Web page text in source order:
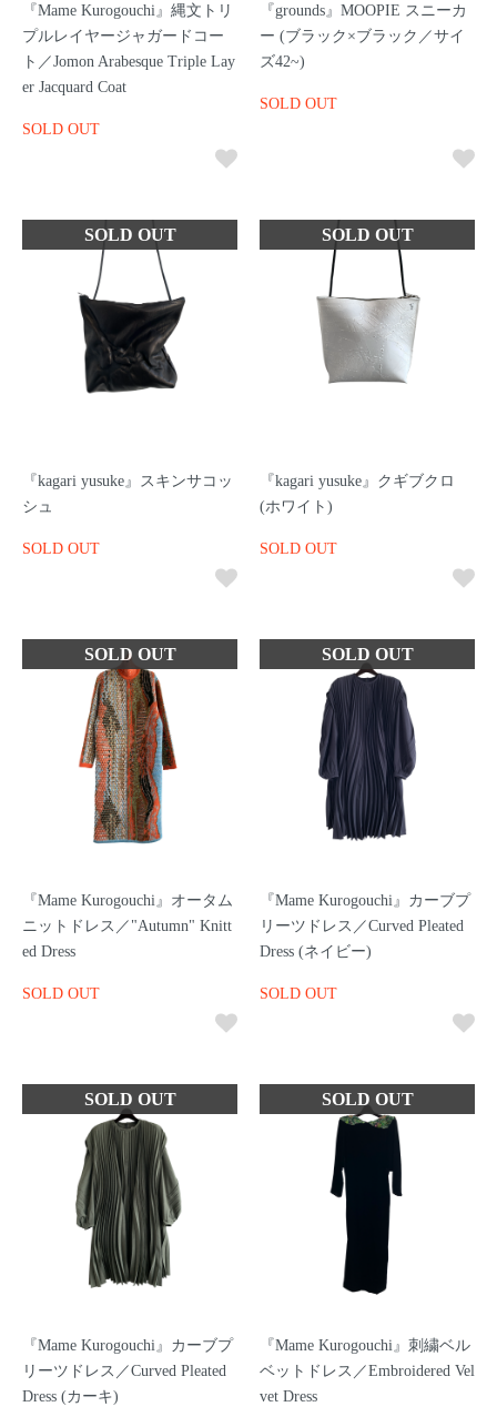
『Mame Kurogouchi』縄文トリ
プルレイヤージャガードコー
ト／Jomon Arabesque Triple Lay
er Jacquard Coat
SOLD OUT
『grounds』MOOPIE スニーカ
ー (ブラック×ブラック／サイ
ズ42~)
SOLD OUT
『kagari yusuke』スキンサコッ
シュ
SOLD OUT
『kagari yusuke』クギブクロ
(ホワイト)
SOLD OUT
『Mame Kurogouchi』オータム
ニットドレス／"Autumn" Knitt
ed Dress
SOLD OUT
『Mame Kurogouchi』カーブプ
リーツドレス／Curved Pleated
Dress (ネイビー)
SOLD OUT
『Mame Kurogouchi』カーブプ
リーツドレス／Curved Pleated
Dress (カーキ)
『Mame Kurogouchi』刺繍ベル
ベットドレス／Embroidered Vel
vet Dress